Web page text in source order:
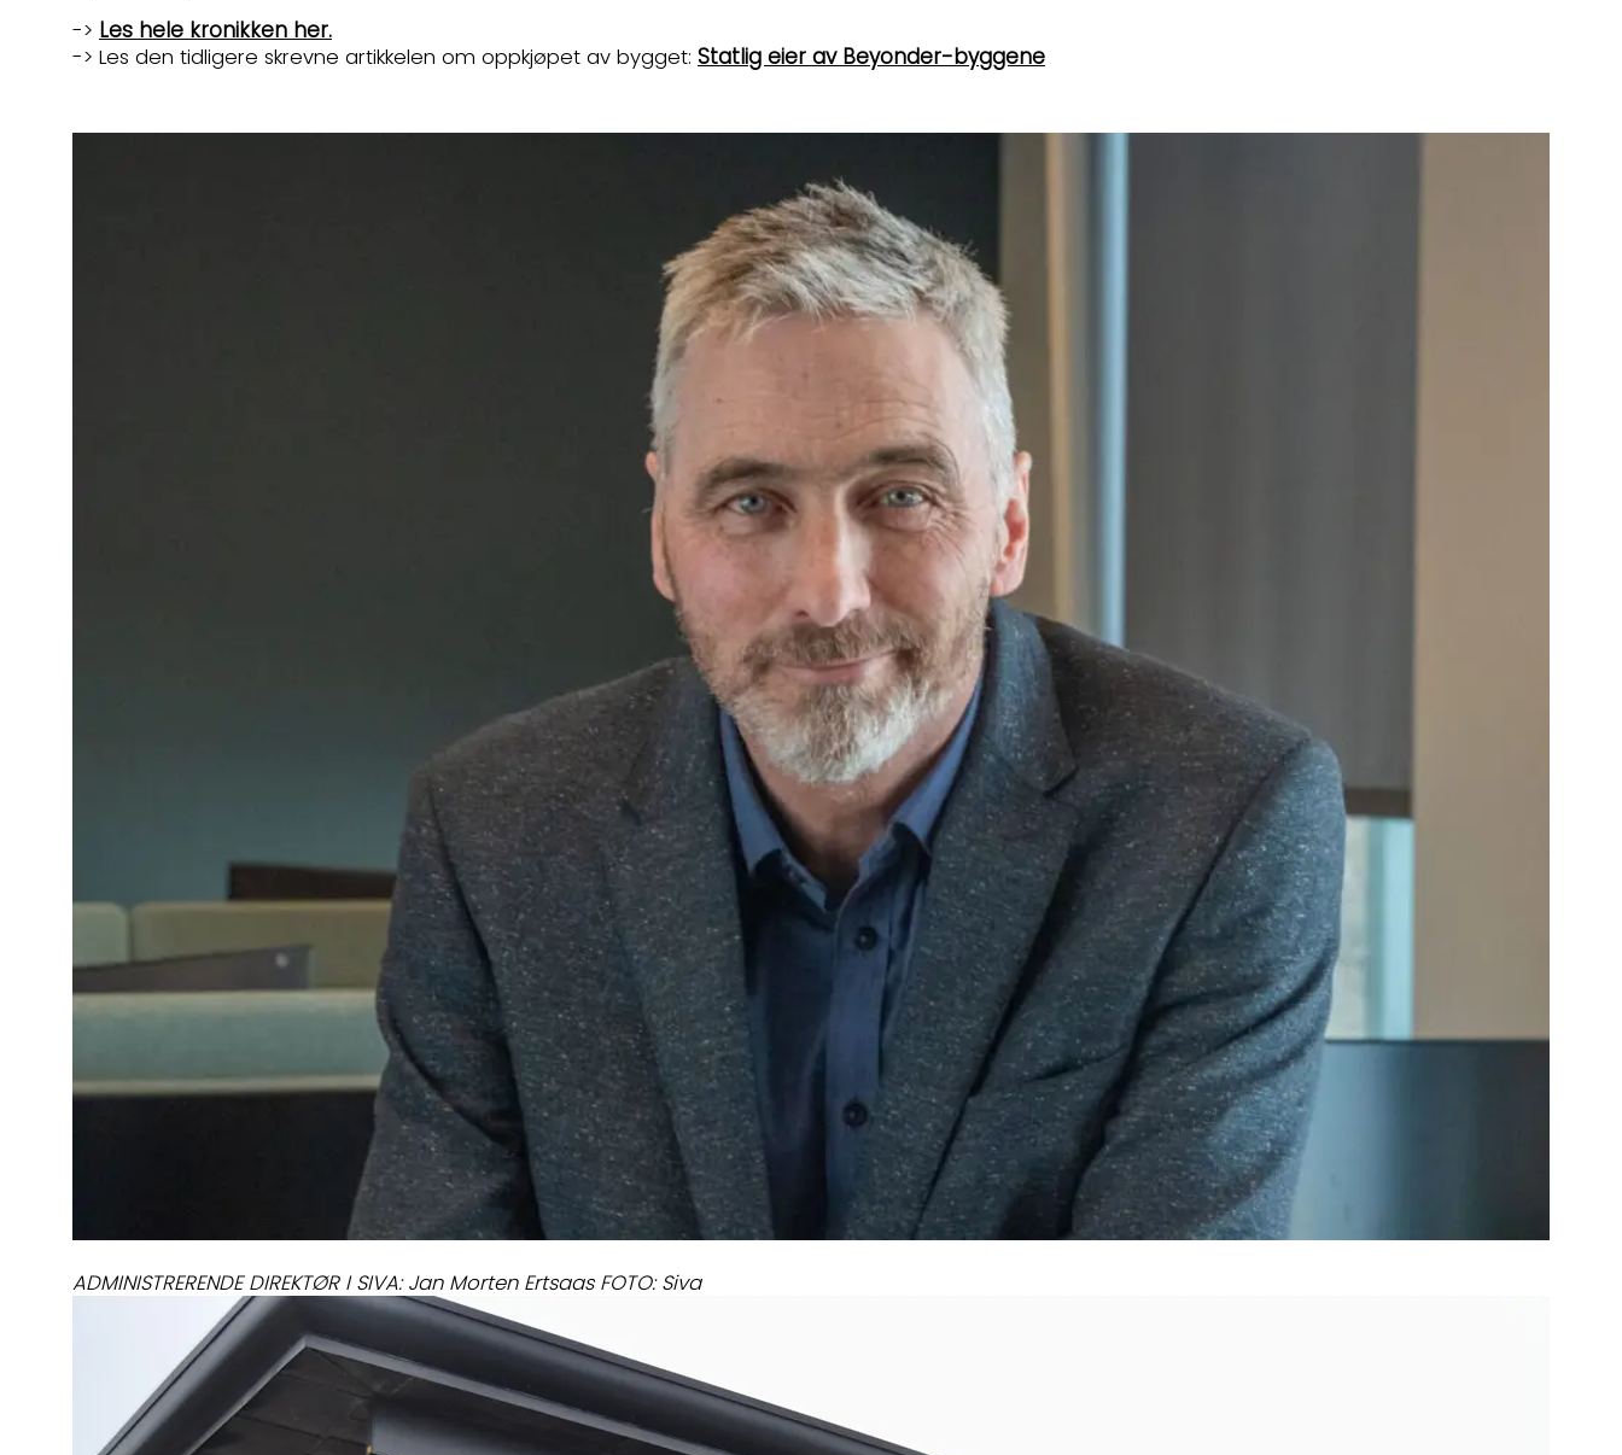
-> Les hele kronikken her.
-> Les den tidligere skrevne artikkelen om oppkjøpet av bygget: Statlig eier av Beyonder-byggene
ADMINISTRERENDE DIREKTØR I SIVA: Jan Morten Ertsaas FOTO: Siva